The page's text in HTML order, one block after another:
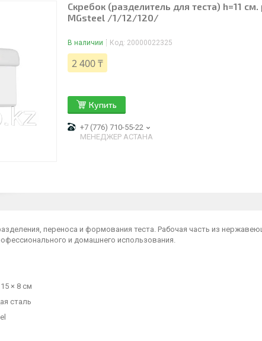
Скребок (разделитель для теста) h=11
MGsteel /1/12/120/
В наличии Код: 20000022325
2 400 ₸
Купить
+7 (776) 710-55-22
МЕНЕДЖЕР АСТАНА
переноса и формования теста. Рабочая часть из
и домашнего использования.
× 8 см
сталь